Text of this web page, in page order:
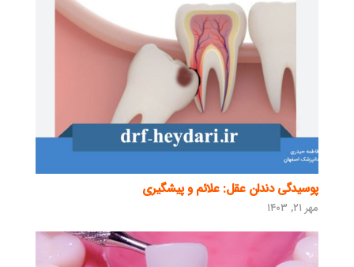
پوسیدگی دندان عقل: علائم و پیشگیری
مهر ۲۱, ۱۴۰۳